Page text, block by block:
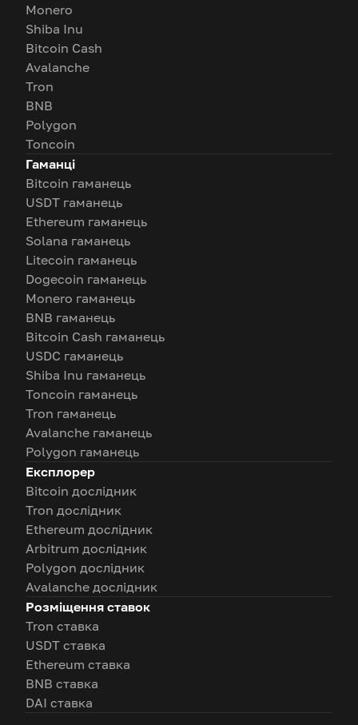
Monero
Shiba Inu
Bitcoin Cash
Avalanche
Tron
BNB
Polygon
Toncoin
Гаманці
Bitcoin гаманець
USDT гаманець
Ethereum гаманець
Solana гаманець
Litecoin гаманець
Dogecoin гаманець
Monero гаманець
BNB гаманець
Bitcoin Cash гаманець
USDC гаманець
Shiba Inu гаманець
Toncoin гаманець
Tron гаманець
Avalanche гаманець
Polygon гаманець
Експлорер
Bitcoin дослідник
Tron дослідник
Ethereum дослідник
Arbitrum дослідник
Polygon дослідник
Avalanche дослідник
Розміщення ставок
Tron ставка
USDT ставка
Ethereum ставка
BNB ставка
DAI ставка